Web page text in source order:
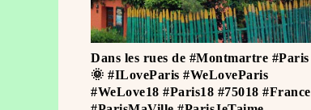
Dans les rues de #Montmartre #Paris
🌞 #ILoveParis #WeLoveParis
#WeLove18 #Paris18 #75018 #France